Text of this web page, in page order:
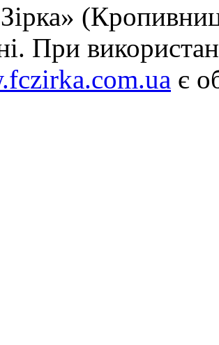
При
є